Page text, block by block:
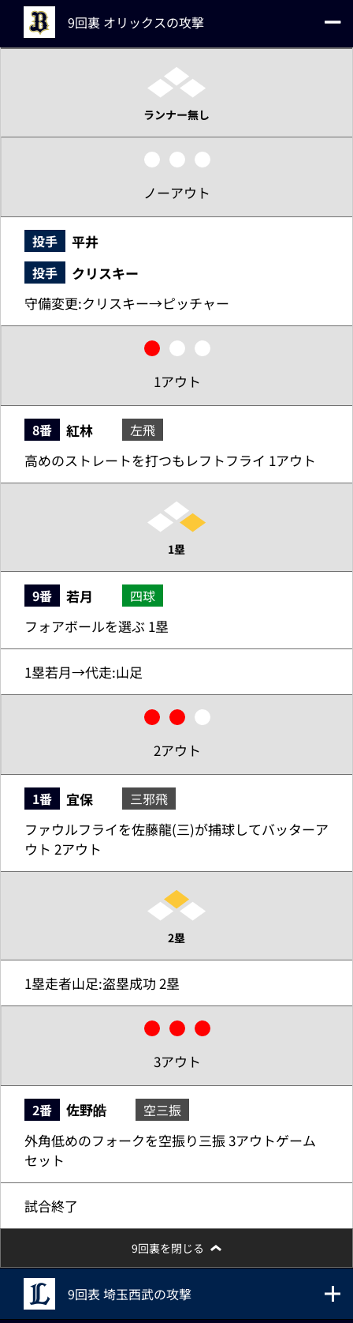
9回裏 オリックスの攻撃
ランナー無し
ノーアウト
投手 平井
投手
クリスキー
守備変更:クリスキー→ピッチャー
1アウト
8番 紅林 左飛
高めのストレートを打つもレフトフライ 1アウト
1塁
9番 若月 四球
フォアボールを選ぶ 1塁
1塁若月→代走:山足
2アウト
1番 宜保 三邪飛
ファウルフライを佐藤龍(三)が捕球してバッターア
ウト 2アウト
2塁
1塁走者山足:盗塁成功 2塁
3アウト
2番 佐野皓 空三振
外角低めのフォークを空振り三振 3アウトゲーム
セット
試合終了
9回裏を閉じる
9回表 埼玉西武の攻撃